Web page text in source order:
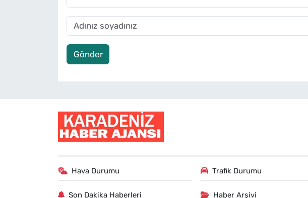
Gönder
Hava Durumu Trafik Durumu
Son Dakika Haberleri Haber Arşivi